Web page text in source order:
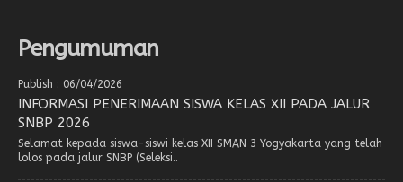
Pengumuman
Publish : 06/04/2026
INFORMASI PENERIMAAN SISWA KELAS XII PADA JALUR
SNBP 2026
Selamat kepada siswa-siswi kelas XII SMAN 3 Yogyakarta yang telah
lolos pada jalur SNBP (Seleksi..